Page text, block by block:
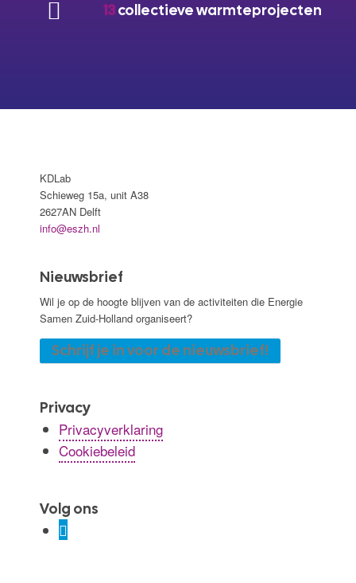
13collectieve warmteprojecten
KDLab
Schieweg 15a, unit A38
2627AN Delft
info@eszh.nl
Nieuwsbrief
Wil je op de hoogte blijven van de activiteiten die Energie
Samen Zuid-Holland organiseert?
Schrijf je in voor de nieuwsbrief!
Privacy
Privacyverklaring
Cookiebeleid
Volg ons